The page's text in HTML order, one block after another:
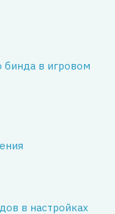
бинда в игровом
в настройках